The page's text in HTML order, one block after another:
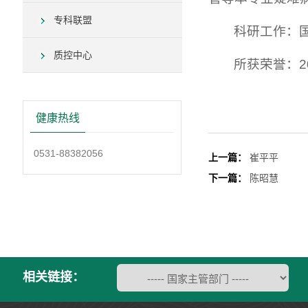
专科联盟
质控中心
健康热线
0531-88382056
科研工作：
所获荣誉：
上一篇：
崔平平
下一篇：
陈昭慧
相关链接：